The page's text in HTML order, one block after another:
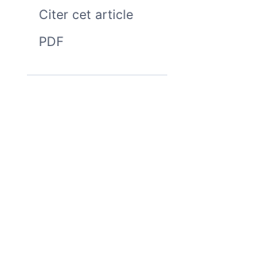
Citer cet article
PDF